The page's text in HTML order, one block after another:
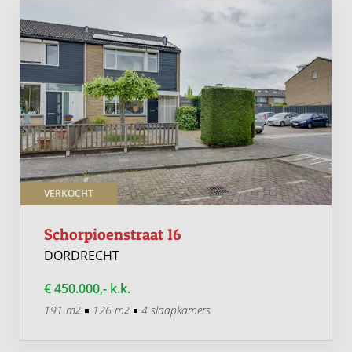
VERKOCHT
Schorpioenstraat 16
DORDRECHT
€ 450.000,- k.k.
191 m2 126 m2 4 slaapkamers